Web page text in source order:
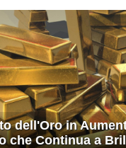
dell'Oro in
che Continua a